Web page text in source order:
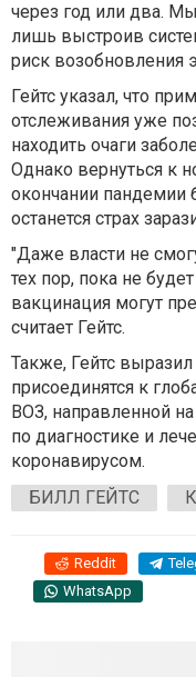
через год или два.
лишь выстроив
риск возобновления
Гейтс указал, что
отслеживания уже
находить очаги
Однако вернуться к
окончании пандемии
останется страх
"Даже власти не
тех пор, пока не
вакцинация могут
считает Гейтс.
Также, Гейтс
присоединятся к
ВОЗ, направленной
по диагностике и
коронавирусом.
БИЛЛ ГЕЙТС
Reddit
WhatsApp